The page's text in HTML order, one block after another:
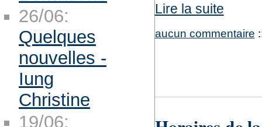
Lire la suite
aucun commentaire
26/06:
Quelques
nouvelles -
Iung
Christine
19/06: